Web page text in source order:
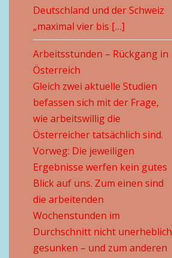
Deutschland und der Schweiz
„maximal vier bis […]
Arbeitsstunden – Rückgang in
Österreich
Gleich zwei aktuelle Studien
befassen sich mit der Frage,
wie arbeitswillig die
Österreicher tatsächlich sind.
Vorweg: Die jeweiligen
Ergebnisse werfen kein gutes
Blick auf uns. Zum einen sind
die arbeitenden
Wochenstunden im
Durchschnitt nicht unerheblich
gesunken – und zum anderen